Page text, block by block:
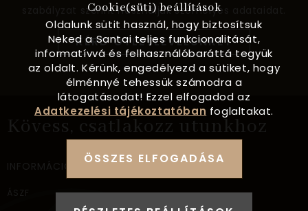
szabályzat szerint használjuk személyes adataidat.
KÉRD ÖTLETLEVELÜNKET
Kövess, csatlakozz utunkhoz
INFORMÁCIÓ
ÁSZF
Cookie(süti) beállítások
Oldalunk sütit használ, hogy biztosítsuk
Neked a Santai teljes funkcionalitását,
informatívvá és felhasználóbaráttá tegyük
az oldalt. Kérünk, engedélyezd a sütiket, hogy
élménnyé tehessük számodra a
látogatásodat! Ezzel elfogadod az
Adatkezelési tájékoztatóban foglaltakat.
ÖSSZES ELFOGADÁSA